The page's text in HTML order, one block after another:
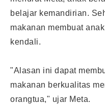
belajar kemandirian.
makanan membuat
kendali.
"Alasan ini dapat
makanan berkualitas
orangtua," ujar Meta.